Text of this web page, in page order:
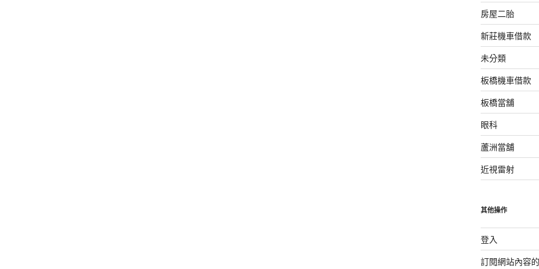
房屋二胎
新莊機車借款
未分類
板橋機車借款
板橋當舖
眼科
蘆洲當舖
近視雷射
其他操作
登入
訂閱網站內容